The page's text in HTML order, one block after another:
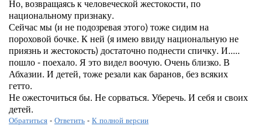
Но, возвращаясь к человеческой жестокости, по
национальному признаку.
Сейчас мы (и не подозревая этого) тоже сидим на
пороховой бочке. К ней (я имею ввиду национальную не
приязнь и жестокость) достаточно поднести спичку. И.....
пошло - поехало. Я это видел воочую. Очень близко. В
Абхазии. И детей, тоже резали как баранов, без всяких
гетто.
Не ожесточиться бы. Не сорваться. Уберечь. И себя и своих
детей.
Обратиться - Ответить - К полной версии